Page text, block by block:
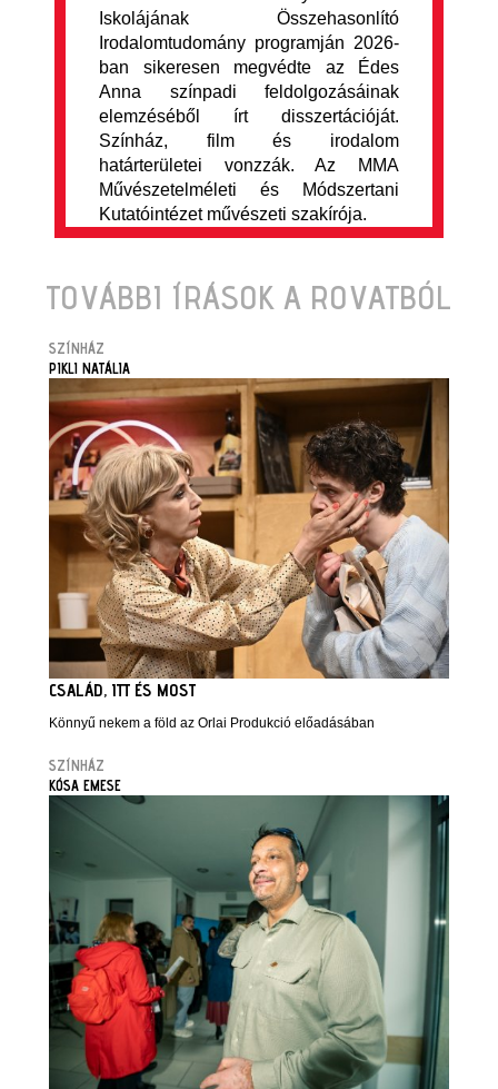
Iskolájának Összehasonlító
Irodalomtudomány programján 2026-
ban sikeresen megvédte az Édes
Anna színpadi feldolgozásáinak
elemzéséből írt disszertációját.
Színház, film és irodalom
határterületei vonzzák. Az MMA
Művészetelméleti és Módszertani
Kutatóintézet művészeti szakírója.
TOVÁBBI ÍRÁSOK A ROVATBÓL
SZÍNHÁZ
PIKLI NATÁLIA
CSALÁD, ITT ÉS MOST
Könnyű nekem a föld az Orlai Produkció előadásában
SZÍNHÁZ
KÓSA EMESE